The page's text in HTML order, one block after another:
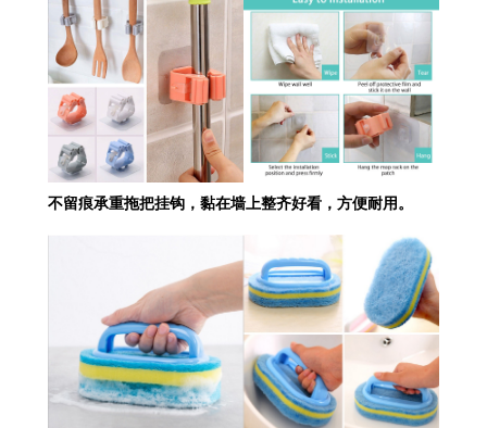
不留痕承重拖把挂钩，黏在墙上整齐好看，方便耐用。